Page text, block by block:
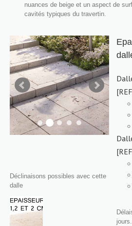
nuances de beige et un aspect de
cavités typiques du travertin.
Déclinaisons possibles avec cette
dalle
jours.